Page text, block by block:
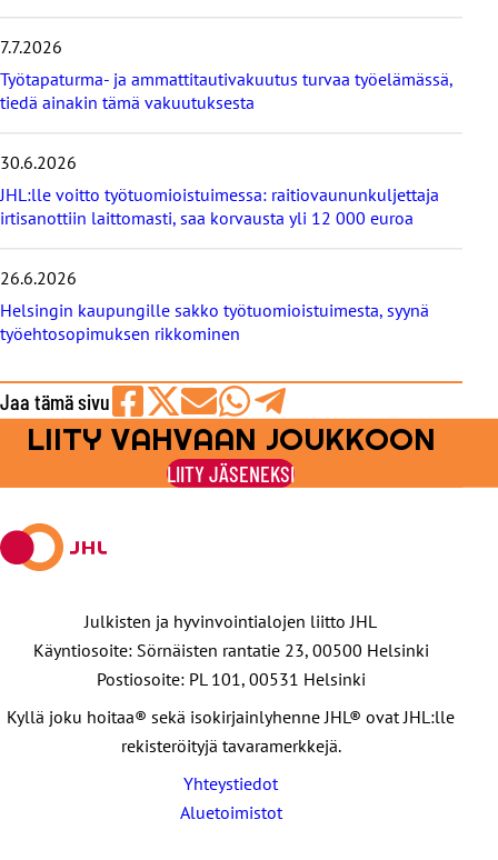
t
i
s
e
t
7.7.2026
Työtapaturma- ja ammattitautivakuutus turvaa työelämässä,
tiedä ainakin tämä vakuutuksesta
30.6.2026
JHL:lle voitto työtuomioistuimessa: raitiovaununkuljettaja
irtisanottiin laittomasti, saa korvausta yli 12 000 euroa
26.6.2026
Helsingin kaupungille sakko työtuomioistuimesta, syynä
työehtosopimuksen rikkominen
Jaa tämä sivu
Jaa
Facebookissa
Jaa
viestipalvelu
X:ssä
Jaa
sähköpostilla
Jaa
WhatsAppilla
Jaa
Telegramilla
LIITY VAHVAAN JOUKKOON
LIITY JÄSENEKSI
Julkisten ja hyvinvointialojen liitto JHL
Käyntiosoite: Sörnäisten rantatie 23, 00500 Helsinki
Postiosoite: PL 101, 00531 Helsinki
Kyllä joku hoitaa® sekä isokirjainlyhenne JHL® ovat JHL:lle
rekisteröityjä tavaramerkkejä.
Yhteystiedot
Aluetoimistot